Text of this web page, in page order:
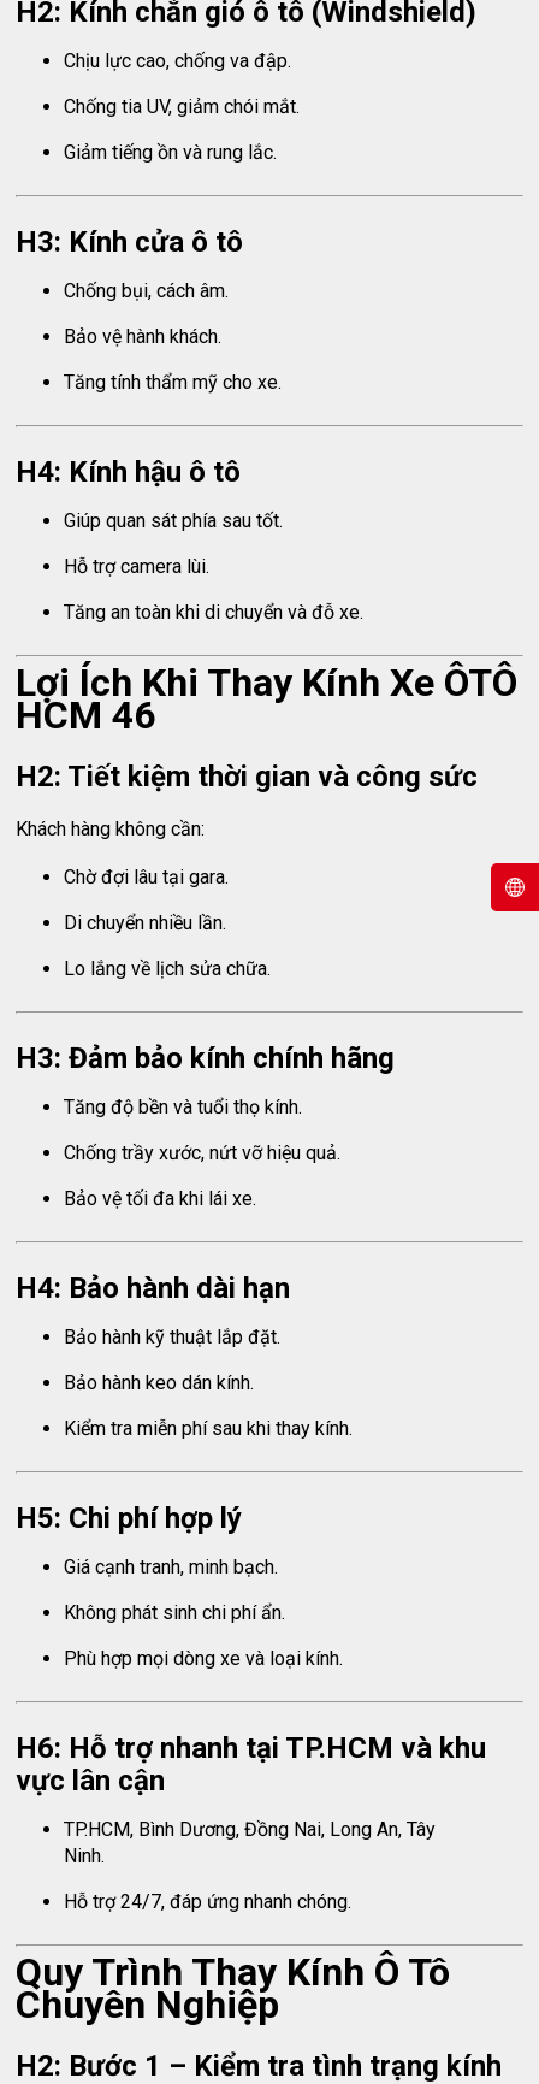
H2: Kính chắn gió ô tô (Windshield)
Chịu lực cao, chống va đập.
Chống tia UV, giảm chói mắt.
Giảm tiếng ồn và rung lắc.
H3: Kính cửa ô tô
Chống bụi, cách âm.
Bảo vệ hành khách.
Tăng tính thẩm mỹ cho xe.
H4: Kính hậu ô tô
Giúp quan sát phía sau tốt.
Hỗ trợ camera lùi.
Tăng an toàn khi di chuyển và đỗ xe.
Lợi Ích Khi Thay Kính Xe ÔTÔ
HCM 46
H2: Tiết kiệm thời gian và công sức
Khách hàng không cần:
Chờ đợi lâu tại gara.
Di chuyển nhiều lần.
Lo lắng về lịch sửa chữa.
H3: Đảm bảo kính chính hãng
Tăng độ bền và tuổi thọ kính.
Chống trầy xước, nứt vỡ hiệu quả.
Bảo vệ tối đa khi lái xe.
H4: Bảo hành dài hạn
Bảo hành kỹ thuật lắp đặt.
Bảo hành keo dán kính.
Kiểm tra miễn phí sau khi thay kính.
H5: Chi phí hợp lý
Giá cạnh tranh, minh bạch.
Không phát sinh chi phí ẩn.
Phù hợp mọi dòng xe và loại kính.
H6: Hỗ trợ nhanh tại TP.HCM và khu
vực lân cận
TP.HCM, Bình Dương, Đồng Nai, Long An, Tây
Ninh.
Hỗ trợ 24/7, đáp ứng nhanh chóng.
Quy Trình Thay Kính Ô Tô
Chuyên Nghiệp
H2: Bước 1 – Kiểm tra tình trạng kính